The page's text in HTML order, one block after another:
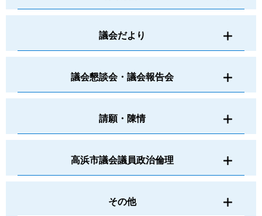
議会だより
議会懇談会・議会報告会
請願・陳情
高浜市議会議員政治倫理
その他